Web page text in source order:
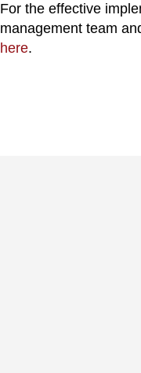
For the effective
management team
here.